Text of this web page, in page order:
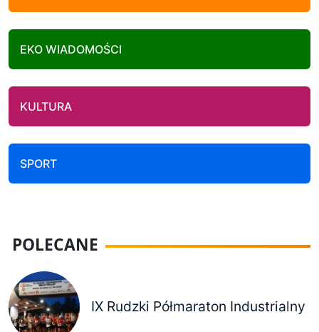
EKO WIADOMOŚCI
KULTURA
SPORT
POLECANE
IX Rudzki Półmaraton Industrialny